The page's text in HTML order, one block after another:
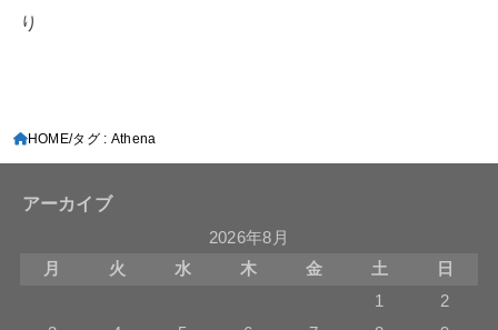
り
HOME タグ : Athena
アーカイブ
2026年8月
月
火 水 木 金 土
日
1
2